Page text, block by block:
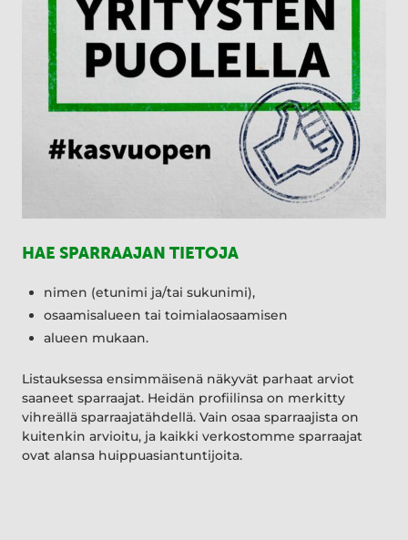
HAE SPARRAAJAN TIETOJA
nimen (etunimi ja/tai sukunimi),
osaamisalueen tai toimialaosaamisen
alueen mukaan.
Listauksessa ensimmäisenä näkyvät parhaat arviot
saaneet sparraajat. Heidän profiilinsa on merkitty
vihreällä sparraajatähdellä. Vain osaa sparraajista on
kuitenkin arvioitu, ja kaikki verkostomme sparraajat
ovat alansa huippuasiantuntijoita.